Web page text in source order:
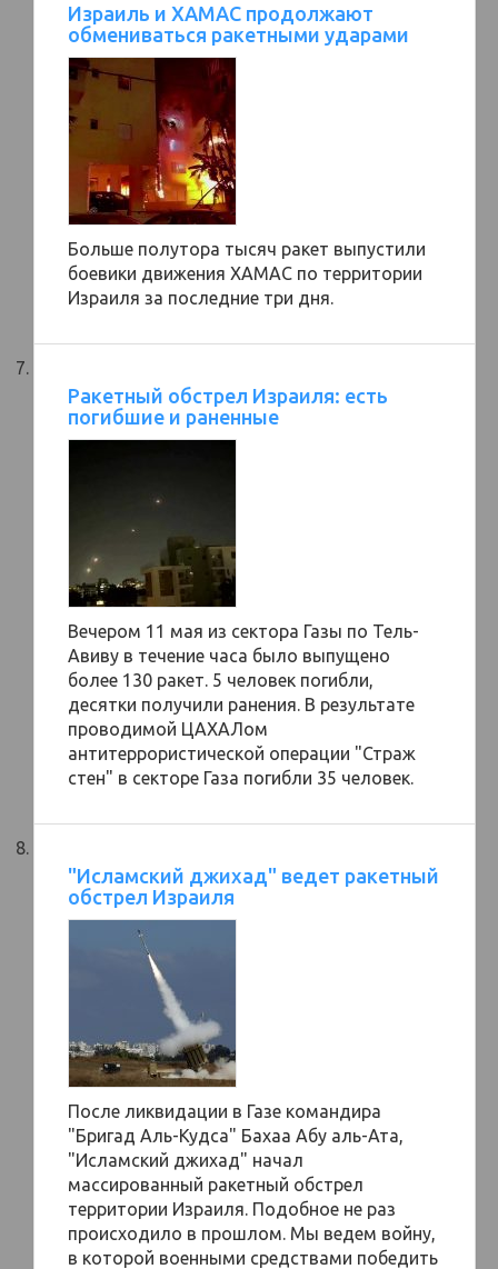
Израиль и ХАМАС продолжают
обмениваться ракетными ударами
Больше полутора тысяч ракет выпустили
боевики движения ХАМАС по территории
Израиля за последние три дня.
Ракетный обстрел Израиля: есть
погибшие и раненные
Вечером 11 мая из сектора Газы по Тель-
Авиву в течение часа было выпущено
более 130 ракет. 5 человек погибли,
десятки получили ранения. В результате
проводимой ЦАХАЛом
антитеррористической операции "Страж
стен" в секторе Газа погибли 35 человек.
"Исламский джихад" ведет ракетный
обстрел Израиля
После ликвидации в Газе командира
"Бригад Аль-Кудса" Бахаа Абу аль-Ата,
"Исламский джихад" начал
массированный ракетный обстрел
территории Израиля. Подобное не раз
происходило в прошлом. Мы ведем войну,
в которой военными средствами победить